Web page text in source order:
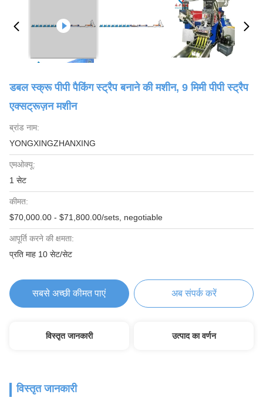
डबल स्क्रू पीपी पैकिंग स्ट्रैप बनाने की मशीन, 9 मिमी पीपी स्ट्रैप
एक्सट्रूज़न मशीन
ब्रांड नाम:
YONGXINGZHANXING
एमओक्यू:
1 सेट
कीमत:
$70,000.00 - $71,800.00/sets, negotiable
आपूर्ति करने की क्षमता:
प्रति माह 10 सेट/सेट
सबसे अच्छी कीमत पाएं अब संपर्क करें
विस्तृत जानकारी उत्पाद का वर्णन
विस्तृत जानकारी